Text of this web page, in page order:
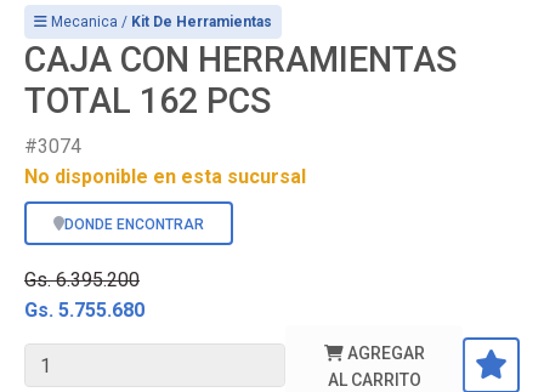
Mecanica / Kit De Herramientas
CAJA CON HERRAMIENTAS
TOTAL 162 PCS
#3074
No disponible en esta sucursal
DONDE ENCONTRAR
Gs. 6.395.200
Gs. 5.755.680
AGREGAR
AL CARRITO